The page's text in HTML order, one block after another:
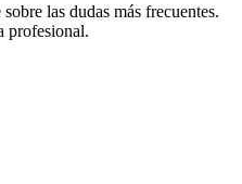
las dudas más frecuentes.
profesional.